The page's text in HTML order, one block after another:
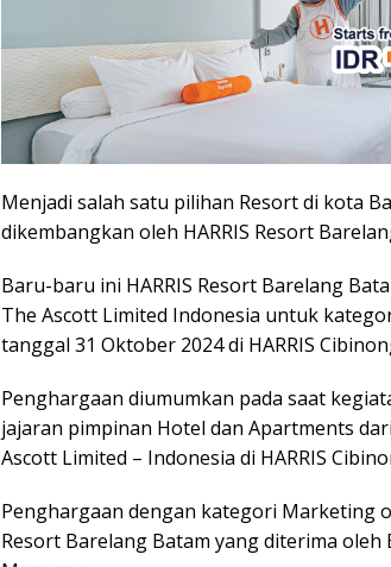
Menjadi salah satu pilihan Resort di kota
dikembangkan oleh HARRIS Resort
Baru-baru ini HARRIS Resort Barelang
The Ascott Limited Indonesia untuk
tanggal 31 Oktober 2024 di HARRIS
Penghargaan diumumkan pada saat
jajaran pimpinan Hotel dan Apartments
Ascott Limited – Indonesia di HARRIS
Penghargaan dengan kategori Marketing
Resort Barelang Batam yang diterima oleh